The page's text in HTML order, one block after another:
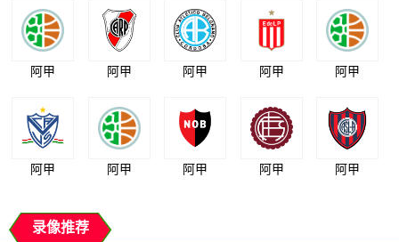
阿甲 阿甲 阿甲 阿甲 阿甲
阿甲 阿甲 阿甲 阿甲 阿甲
录像推荐